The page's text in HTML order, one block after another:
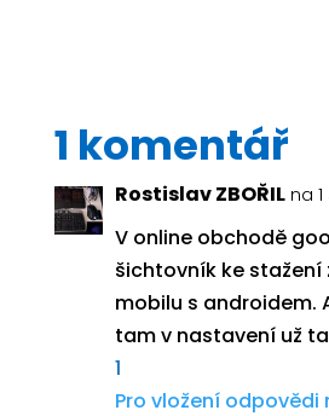
1 komentář
Rostislav ZBOŘIL na
V online obchodě
šichtovník ke stažení
mobilu s androidem.
tam v nastavení už
1
Pro vložení